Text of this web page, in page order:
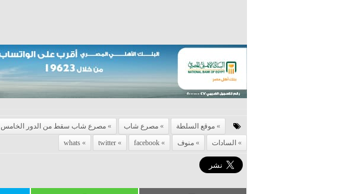
موقع السلطة مصرع شاب مصرع شاب سقط من الدور الخامس
السادات
منوف facebook
twitter
whats